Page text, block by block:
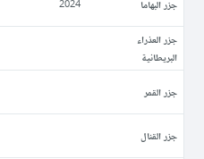
جزر البهاما 2024
جزر العذراء
البريطانية
جزر القمر
جزر القنال